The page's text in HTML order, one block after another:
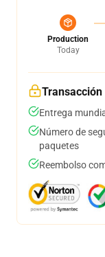
Production
Today
Transacción
Entrega
Número de
paquetes
Reembolso